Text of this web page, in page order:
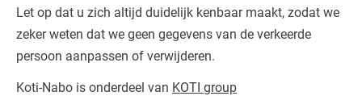
Let op dat u zich altijd duidelijk kenbaar maakt, zodat we
zeker weten dat we geen gegevens van de verkeerde
persoon aanpassen of verwijderen.
Koti-Nabo is onderdeel van KOTI group